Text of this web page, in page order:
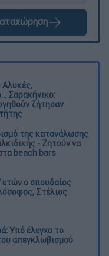
Αλυκές,
Σαρακήνικο:
ζήτησαν
της κατανάλωσης
- Ζητούν να
beach bars
ετών ο σπουδαίος
Στέλιος
Υπό έλεγχο το
απεγκλωβισμού